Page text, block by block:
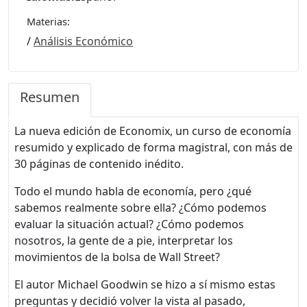
Materias:
/Análisis Económico
Resumen
La nueva edición de Economix, un curso de economía
resumido y explicado de forma magistral, con más de
30 páginas de contenido inédito.
Todo el mundo habla de economía, pero ¿qué
sabemos realmente sobre ella? ¿Cómo podemos
evaluar la situación actual? ¿Cómo podemos
nosotros, la gente de a pie, interpretar los
movimientos de la bolsa de Wall Street?
El autor Michael Goodwin se hizo a sí mismo estas
preguntas y decidió volver la vista al pasado,